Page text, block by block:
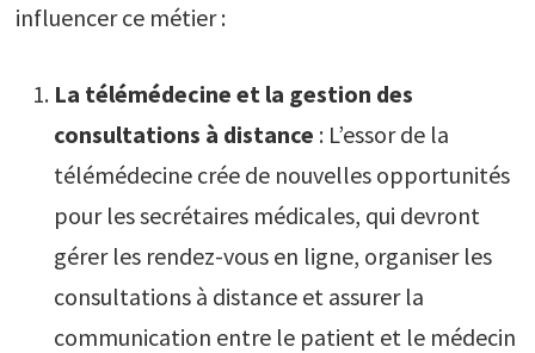
influencer ce métier :
La télémédecine et la gestion des
consultations à distance : L’essor de la
télémédecine crée de nouvelles opportunités
pour les secrétaires médicales, qui devront
gérer les rendez-vous en ligne, organiser les
consultations à distance et assurer la
communication entre le patient et le médecin